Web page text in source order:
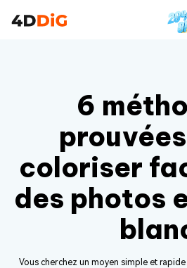
6
coloriser
des photos
Vous cherchez un moyen simple et